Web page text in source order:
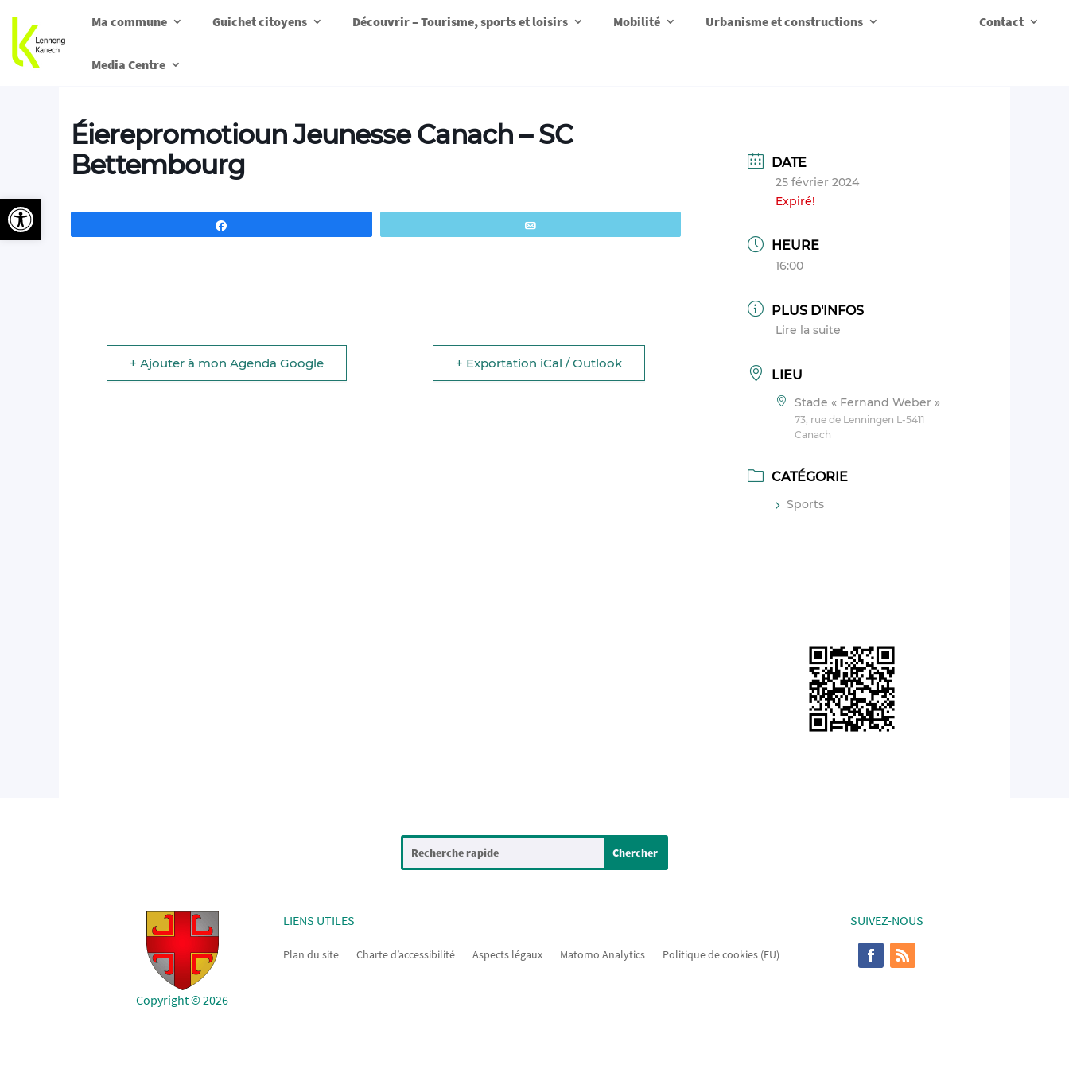
Ma commune Guichet citoyens Découvrir – Tourisme, sports et loisirs Mobilité Urbanisme et constructions Contact
Media Centre
Éierepromotioun Jeunesse Canach – SC
Bettembourg
+ Ajouter à mon Agenda Google + Exportation iCal / Outlook
DATE
25 février 2024
Expiré!
HEURE
16:00
PLUS D'INFOS
Lire la suite
LIEU
Stade « Fernand Weber »
73, rue de Lenningen L-5411
Canach
CATÉGORIE
Sports
Copyright © 2026
LIENS UTILES
Plan du site Charte d’accessibilité Aspects légaux Matomo Analytics Politique de cookies (EU)
SUIVEZ-NOUS
Ouvrir la barre d’outils